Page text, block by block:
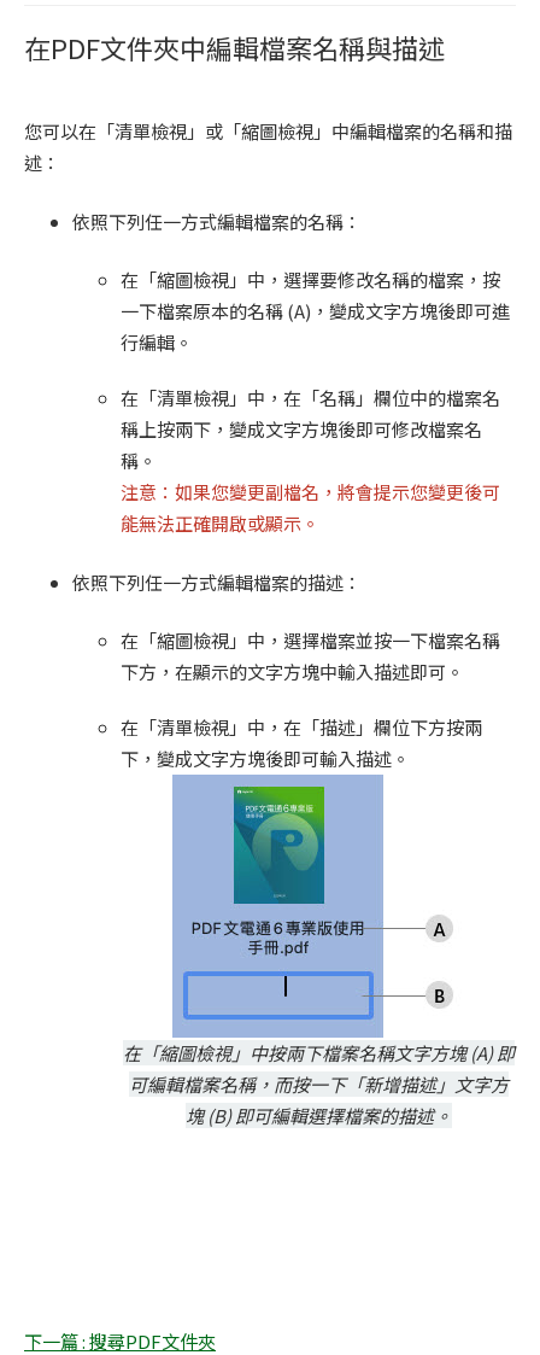
在PDF文件夾中編輯檔案名稱與描述
您可以在「清單檢視」或「縮圖檢視」中編輯檔案的名稱和描
述：
依照下列任一方式編輯檔案的名稱：
在「縮圖檢視」中，選擇要修改名稱的檔案，按
一下檔案原本的名稱 (A)，變成文字方塊後即可進
行編輯。
在「清單檢視」中，在「名稱」欄位中的檔案名
稱上按兩下，變成文字方塊後即可修改檔案名
稱。
注意：如果您變更副檔名，將會提示您變更後可
能無法正確開啟或顯示。
依照下列任一方式編輯檔案的描述：
在「縮圖檢視」中，選擇檔案並按一下檔案名稱
下方，在顯示的文字方塊中輸入描述即可。
在「清單檢視」中，在「描述」欄位下方按兩
下，變成文字方塊後即可輸入描述。
在「縮圖檢視」中按兩下檔案名稱文字方塊 (A) 即
可編輯檔案名稱，而按一下「新增描述」文字方
塊 (B) 即可編輯選擇檔案的描述。
下一篇 : 搜尋PDF文件夾